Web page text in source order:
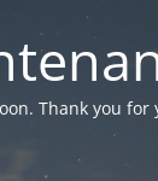
Thank you for